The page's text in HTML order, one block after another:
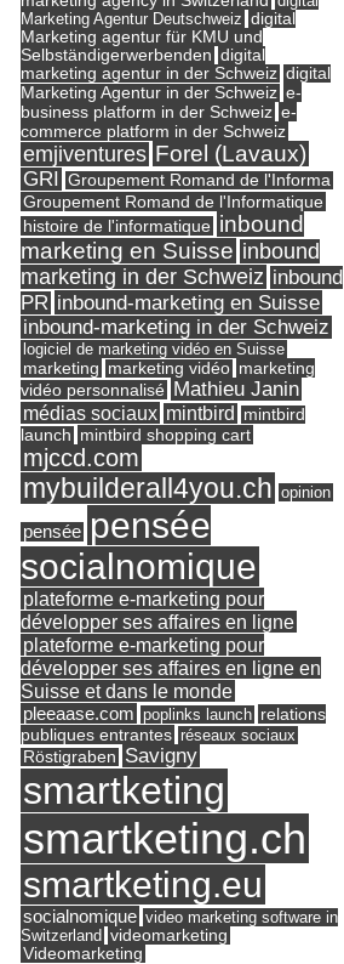
Marketing Agentur Deutschweiz digital
Marketing agentur für KMU und
Selbständigerwerbenden digital
marketing agentur in der Schweiz digital
Marketing Agentur in der Schweiz e-
business platform in der Schweiz e-
commerce platform in der Schweiz
emjiventures Forel (Lavaux)
GRI Groupement Romand de l'Informa
Groupement Romand de l'Informatique
histoire de l'informatique inbound
marketing en Suisse inbound
marketing in der Schweiz inbound
PR inbound-marketing en Suisse
inbound-marketing in der Schweiz
logiciel de marketing vidéo en Suisse
marketing marketing vidéo marketing
vidéo personnalisé Mathieu Janin
médias sociaux mintbird
mintbird
launch mintbird shopping cart
mjccd.com
mybuilderall4you.ch opinion
pensée pensée
socialnomique
plateforme e-marketing pour
développer ses affaires en ligne
plateforme e-marketing pour
développer ses affaires en ligne en
Suisse et dans le monde
pleeaase.com poplinks launch relations
publiques entrantes réseaux sociaux
Röstigraben Savigny
smartketing
smartketing.ch
smartketing.eu
socialnomique video marketing software in
Switzerland videomarketing
Videomarketing